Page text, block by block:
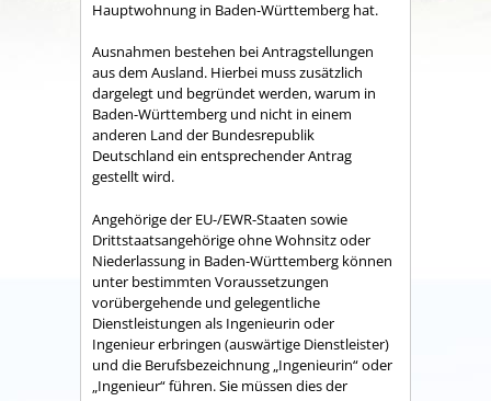
Hauptwohnung in Baden-Württemberg hat.
Ausnahmen bestehen bei Antragstellungen
aus dem Ausland. Hierbei muss zusätzlich
dargelegt und begründet werden, warum in
Baden-Württemberg und nicht in einem
anderen Land der Bundesrepublik
Deutschland ein entsprechender Antrag
gestellt wird.
Angehörige der EU-/EWR-Staaten sowie
Drittstaatsangehörige ohne Wohnsitz oder
Niederlassung in Baden-Württemberg können
unter bestimmten Voraussetzungen
vorübergehende und gelegentliche
Dienstleistungen als Ingenieurin oder
Ingenieur erbringen (auswärtige Dienstleister)
und die Berufsbezeichnung „Ingenieurin“ oder
„Ingenieur“ führen. Sie müssen dies der